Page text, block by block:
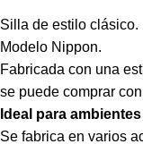
Silla de estilo clásico.
Modelo Nippon.
Fabricada con una
se puede comprar
Ideal para
Se fabrica en varios